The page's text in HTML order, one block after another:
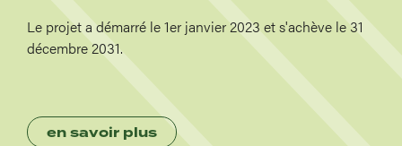
Le projet a démarré le 1er janvier 2023 et s'achève le 31
décembre 2031.
en savoir plus